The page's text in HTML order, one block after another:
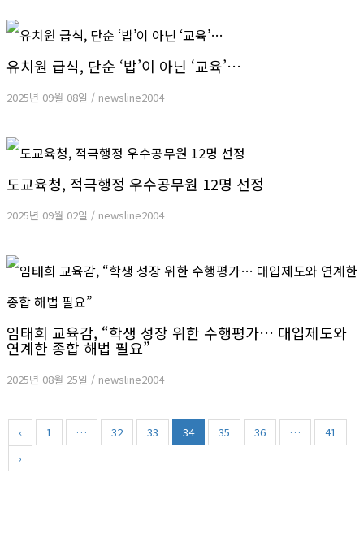
유치원 급식, 단순 ‘밥’이 아닌 ‘교육’…
2025년 09월 08일 / newsline2004
도교육청, 적극행정 우수공무원 12명 선정
2025년 09월 02일 / newsline2004
임태희 교육감, “학생 성장 위한 수행평가… 대입제도와
연계한 종합 해법 필요”
2025년 08월 25일 / newsline2004
‹ 1 … 32 33 34 35 36 …
41
›